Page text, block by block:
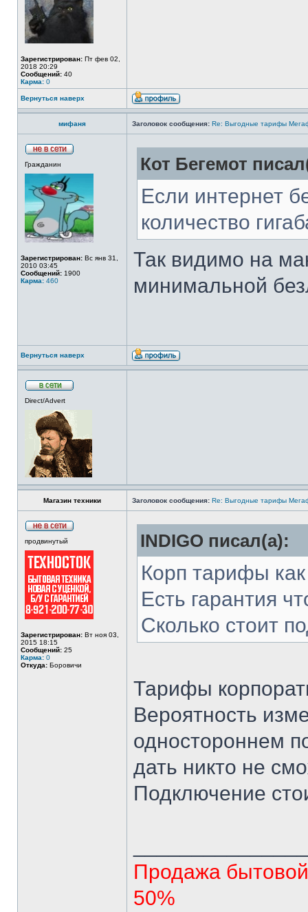
Зарегистрирован: Пт фев 02,
2018 20:29
Сообщений: 40
Карма: 0
Вернуться наверх
мифаня Заголовок сообщения: Re: Выгодные тарифы
Гражданин
Зарегистрирован: Вс янв 31,
2010 03:45
Сообщений: 1900
Карма: 460
Кот Бегемот
Если интернет
количество
Так видимо на
минимальной
Вернуться наверх
Direct/Advert
Магазин техники Заголовок сообщения: Re: Выгодные тарифы
продвинутый
Зарегистрирован: Вт ноя 03,
2015 18:15
Сообщений: 25
Карма: 0
Откуда: Боровичи
INDIGO писал(а):
Корп тарифы
Есть гарантия
Сколько стоит
Тарифы
Вероятность
одностороннем
дать никто не
Подключение
Продажа бытовой
50%